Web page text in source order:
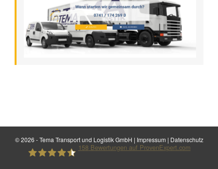
©2026 - Tema Transport und Logistik GmbH | Impressum | Datenschutz
158Bewertungen auf ProvenExpert.com